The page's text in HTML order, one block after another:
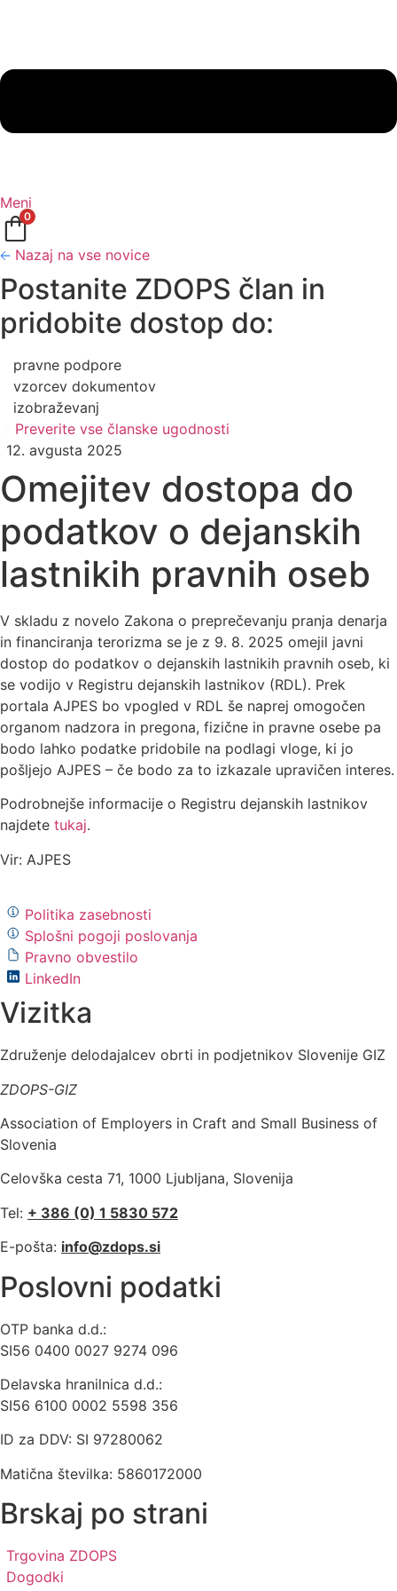
Meni
0
Nazaj na vse novice
Postanite ZDOPS član in
pridobite dostop do:
pravne podpore
vzorcev dokumentov
izobraževanj
Preverite vse članske ugodnosti
12. avgusta 2025
Omejitev dostopa do
podatkov o dejanskih
lastnikih pravnih oseb
V skladu z novelo Zakona o preprečevanju pranja denarja
in financiranja terorizma se je z 9. 8. 2025 omejil javni
dostop do podatkov o dejanskih lastnikih pravnih oseb, ki
se vodijo v Registru dejanskih lastnikov (RDL). Prek
portala AJPES bo vpogled v RDL še naprej omogočen
organom nadzora in pregona, fizične in pravne osebe pa
bodo lahko podatke pridobile na podlagi vloge, ki jo
pošljejo AJPES – če bodo za to izkazale upravičen interes.
Podrobnejše informacije o Registru dejanskih lastnikov
najdete tukaj.
Vir: AJPES
Politika zasebnosti
Splošni pogoji poslovanja
Pravno obvestilo
LinkedIn
Vizitka
Združenje delodajalcev obrti in podjetnikov Slovenije GIZ
ZDOPS-GIZ
Association of Employers in Craft and Small Business of
Slovenia
Celovška cesta 71, 1000 Ljubljana, Slovenija
Tel: + 386 (0) 1 5830 572
E-pošta: info@zdops.si
Poslovni podatki
OTP banka d.d.:
SI56 0400 0027 9274 096
Delavska hranilnica d.d.:
SI56 6100 0002 5598 356
ID za DDV: SI 97280062
Matična številka: 5860172000
Brskaj po strani
Trgovina ZDOPS
Dogodki